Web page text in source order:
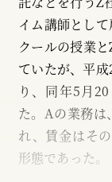
イム講師とし
クールの授業
ていたが、平
り、同年5月
た。Aの業務は
れ、賃金はそ
形態であった。